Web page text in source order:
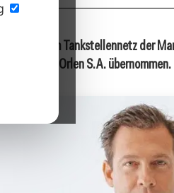
mit ihrem Tankstellennetz der
polnischen Orlen S.A. übernommen.